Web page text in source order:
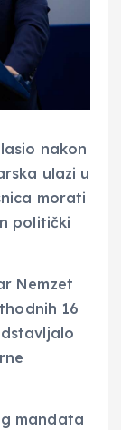
nakon
ulazi u
morati
politički
Nemzet
16
mandata